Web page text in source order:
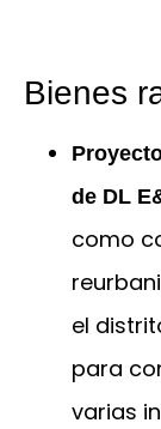
Bienes
de DL
como
el
para
varias